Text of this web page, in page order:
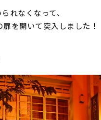
れなくなって、
を開いて突入しました！